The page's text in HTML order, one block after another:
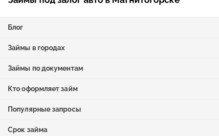
Блог
Займы в городах
Займы по документам
Кто оформляет займ
Популярные запросы
Срок займа